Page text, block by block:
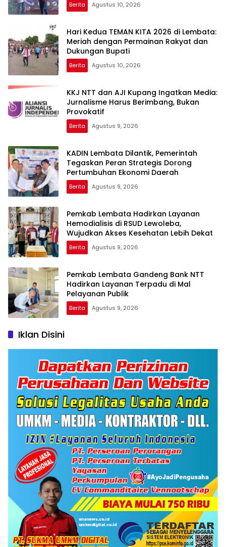
Berita Agustus 10, 2026
Hari Kedua TEMAN KITA 2026 di Lembata:
Meriah dengan Permainan Rakyat dan
Dukungan Bupati
Berita Agustus 10, 2026
KKJ NTT dan AJI Kupang Ingatkan Media:
Jurnalisme Harus Berimbang, Bukan
Provokatif
Berita Agustus 9, 2026
KADIN Lembata Dilantik, Pemerintah
Tegaskan Peran Strategis Dorong
Pertumbuhan Ekonomi Daerah
Berita Agustus 9, 2026
Pemkab Lembata Hadirkan Layanan
Hemodialisis di RSUD Lewoleba,
Wujudkan Akses Kesehatan Lebih Dekat
Berita Agustus 9, 2026
Pemkab Lembata Gandeng Bank NTT
Hadirkan Layanan Terpadu di Mal
Pelayanan Publik
Berita Agustus 9, 2026
Iklan Disini